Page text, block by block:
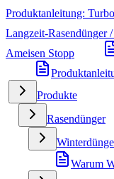
Produktanleitung:
Langzeit-Rasendünger
Ameisen Stopp
Produkte
Rasendünger
Warum